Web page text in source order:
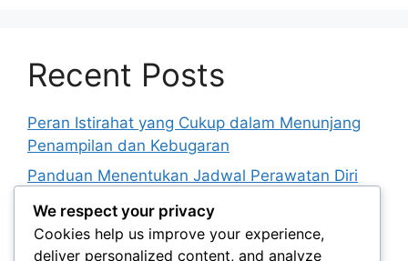
Recent Posts
Peran Istirahat yang Cukup dalam Menunjang
Penampilan dan Kebugaran
Panduan Menentukan Jadwal Perawatan Diri
Cara Menjaga Kebersihan Peralatan Rias untuk
Mendukung Kesehatan Kulit
We respect your privacy
Cookies help us improve your experience,
deliver personalized content, and analyze